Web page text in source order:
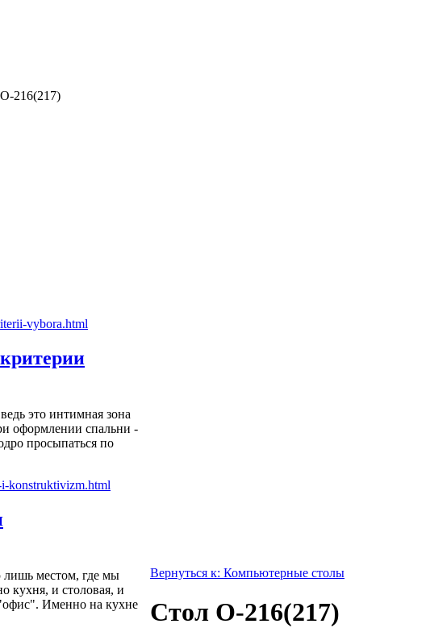
216(217)
это интимная зона
оформлении спальни -
просыпаться по
лишь местом, где мы
кухня, и столовая, и
Именно на кухне
Вернуться к: Компьютерные столы
Стол О-216(217)